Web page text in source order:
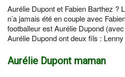
Aurélie Dupont et Fabien Barthez ?
n’a jamais été en couple avec
footballeur est Aurélie Dupond
Aurélie Dupond ont deux fils :
Aurélie Dupont maman